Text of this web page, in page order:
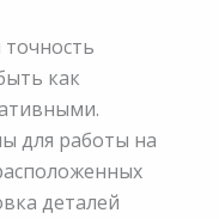
точность
как
для работы на
деталей